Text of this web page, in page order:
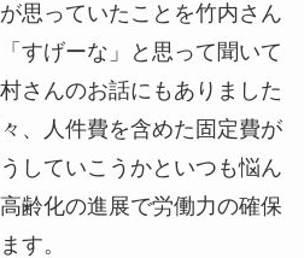
思っていたことを竹内さん
すげーな」と思って聞いて
さんのお話にもありました
、人件費を含めた固定費が
していこうかといつも悩ん
齢化の進展で労働力の確保
す。